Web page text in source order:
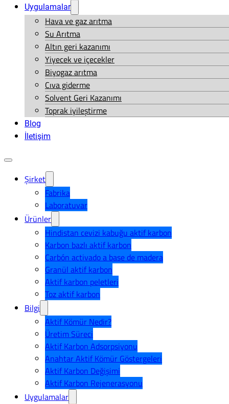
Uygulamalar
Hava ve gaz arıtma
Su Arıtma
Altın geri kazanımı
Yiyecek ve içecekler
Biyogaz arıtma
Cıva giderme
Solvent Geri Kazanımı
Toprak iyileştirme
Blog
İletişim
Şirket
Fabrika
Laboratuvar
Ürünler
Hindistan cevizi kabuğu aktif karbon
Karbon bazlı aktif karbon
Carbón activado a base de madera
Granül aktif karbon
Aktif karbon peletleri
Toz aktif karbon
Bilgi
Aktif Kömür Nedir?
Üretim Süreci
Aktif Karbon Adsorpsiyonu
Anahtar Aktif Kömür Göstergeleri
Aktif Karbon Değişimi
Aktif Karbon Rejenerasyonu
Uygulamalar